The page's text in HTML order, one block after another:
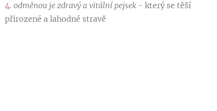
4. odměnou je zdravý a vitální pejsek - který se těší
přirozené a lahodné stravě